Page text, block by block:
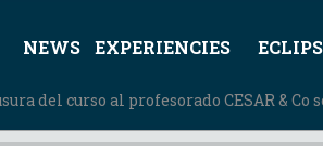
NEWS EXPERIENCIES
del curso al profesorado CESAR & Co